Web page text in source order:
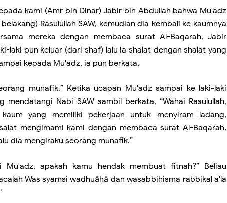
kami (Amr bin Dinar) Jabir bin Abdullah bahwa Mu'adz
Rasulullah SAW, kemudian dia kembali ke kaumnya
mereka dengan membaca surat Al-Baqarah, Jabir
laki pun keluar (dari shaf) lalu ia shalat dengan shalat yang
kepada Mu'adz, ia pun berkata,
munafik.” Ketika ucapan Mu'adz sampai ke laki-laki
Nabi SAW sambil berkata, “Wahai Rasulullah,
yang memiliki pekerjaan untuk menyiram ladang,
mengimami kami dengan membaca surat Al-Baqarah,
dia mengiraku seorang munafik.”
Mu'adz, apakah kamu hendak membuat fitnah?” Beliau
Was syamsi wadhuāhā dan wasabbihisma rabbikal a'la